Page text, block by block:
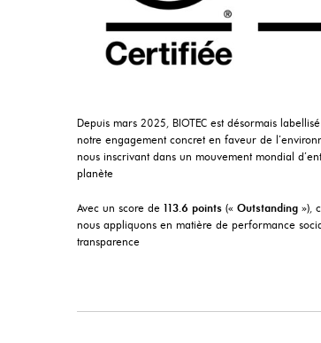
Depuis mars 2025, BIOTEC est désormais labellisé
notre engagement concret en faveur de
nous inscrivant dans un mouvement mondial
planète
Avec un score de 113.6 points (« Outstanding »),
nous appliquons en matière de performance
transparence